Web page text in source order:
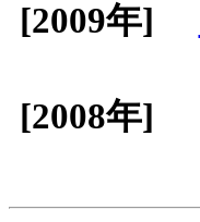
[2009年]
[2008年]